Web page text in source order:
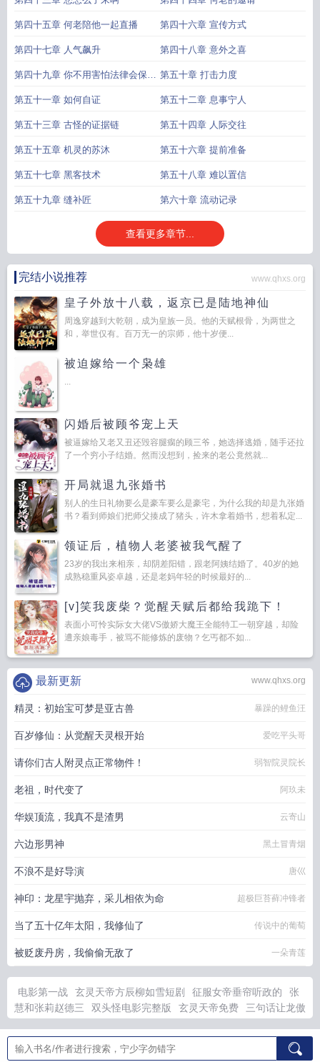
第四十五章 何老陪他一起直播 第四十六章 宣传方式
第四十七章 人气飙升 第四十八章 意外之喜
第四十九章 你不用害怕法律会保护
你
第五十章 打击力度
第五十一章 如何自证 第五十二章 息事宁人
第五十三章 古怪的证据链 第五十四章 人际交往
第五十五章 机灵的苏沐 第五十六章 提前准备
第五十七章 黑客技术 第五十八章 难以置信
第五十九章 缝补匠 第六十章 流动记录
查看更多章节...
完结小说推荐 www.qhxs.org
皇子外放十八载，返京已是陆地神仙
周逸穿越到大乾朝，成为皇族一员。他的天赋根骨，为两世之
和，举世仅有。百万无一的宗师，他十岁便...
被迫嫁给一个枭雄
...
闪婚后被顾爷宠上天
被逼嫁给又老又丑还毁容腿瘸的顾三爷，她选择逃婚，随手还拉
了一个穷小子结婚。然而没想到，捡来的老公竟然就...
开局就退九张婚书
别人的生日礼物要么是豪车要么是豪宅，为什么我的却是九张婚
书？看到师娘们把师父揍成了猪头，许木拿着婚书，想着私定...
领证后，植物人老婆被我气醒了
23岁的我出来相亲，却阴差阳错，跟老阿姨结婚了。40岁的她
成熟稳重风姿卓越，还是老妈年轻的时候最好的...
[v]笑我废柴？觉醒天赋后都给我跪下！
表面小可怜实际女大佬VS傲娇大魔王全能特工一朝穿越，却险
遭亲娘毒手，被骂不能修炼的废物？乞丐都不如...
www.qhxs.org
最新更新
精灵：初始宝可梦是亚古兽 暴躁的鲤鱼汪
百岁修仙：从觉醒天灵根开始 爱吃平头哥
请你们古人附灵点正常物件！ 弱智院灵院长
老祖，时代变了 阿玖未
华娱顶流，我真不是渣男 云寄山
六边形男神 黑土冒青烟
不浪不是好导演 唐巛
神印：龙星宇抛弃，采儿相依为命 超极巨苔藓冲锋者
当了五十亿年太阳，我修仙了 传说中的葡萄
被贬废丹房，我偷偷无敌了 一朵青莲
电影第一战 玄灵天帝方辰柳如雪短剧 征服女帝垂帘听政的
张
慧和张莉赵德三
双头怪电影完整版 玄灵天帝免费
三句话让龙傲
文男主的妈子夜灯火
草根逆袭之路最新章节更新
玄灵帝君方辰
全集完整版
穿越成虐文男主他妈 林浅顾沉全文免费阅读 穿越末